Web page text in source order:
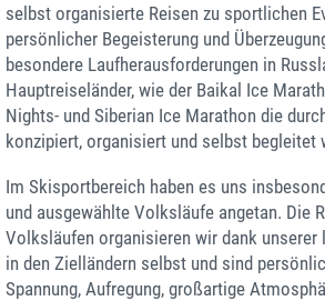
selbst organisierte Reisen zu sportlichen
persönlicher Begeisterung und
besondere Laufherausforderungen in
Hauptreiseländer, wie der Baikal Ice
Nights- und Siberian Ice Marathon die
konzipiert, organisiert und selbst begleitet
Im Skisportbereich haben es uns
und ausgewählte Volksläufe angetan. Die
Volksläufen organisieren wir dank unserer
in den Zielländern selbst und sind
Spannung, Aufregung, großartige